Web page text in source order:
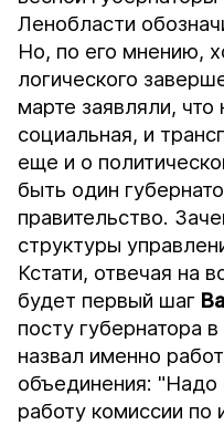
Ленобласти
Но, по его мнению,
логического
марте заявляли,
социальная, и
еще и о
быть один
правительство.
структуры
Кстати, отвечая на
будет первый шаг
посту губернатора
назвал именно
объединения: "Надо
работу комиссии по